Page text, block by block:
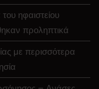
ηφαιστείου
προληπτικά
με περισσότερα